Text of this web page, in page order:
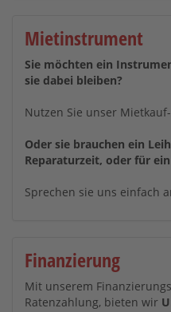
Mietinstrument
Sie möchten ein
sie dabei bleiben?
Nutzen Sie unser
Oder sie brauchen ein
Reparaturzeit, oder für
Sprechen sie uns einfach
Finanzierung
Mit unserem
Ratenzahlung, bieten wir